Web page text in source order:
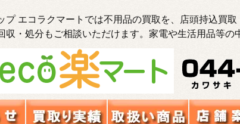
プ エコラクマートでは不用品の買取を、店頭持込買
・処分もご相談いただけます。家電や生活用品等の